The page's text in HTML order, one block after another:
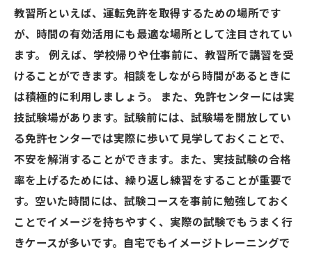
教習所といえば、運転免許を取得するための場所です
が、時間の有効活用にも最適な場所として注目されてい
ます。 例えば、学校帰りや仕事前に、教習所で講習を受
けることができます。相談をしながら時間があるときに
は積極的に利用しましょう。 また、免許センターには実
技試験場があります。試験前には、試験場を開放してい
る免許センターでは実際に歩いて見学しておくことで、
不安を解消することができます。また、実技試験の合格
率を上げるためには、繰り返し練習をすることが重要で
す。空いた時間には、試験コースを事前に勉強しておく
ことでイメージを持ちやすく、実際の試験でもうまく行
きケースが多いです。自宅でもイメージトレーニングで